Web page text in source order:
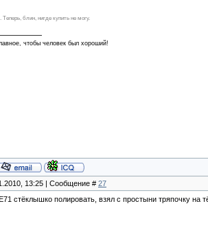
блин, нигде купить не могу.
чтобы человек был хороший!
13:25 | Сообщение # 27
стёклышко полировать, взял с простыни тряпочку на